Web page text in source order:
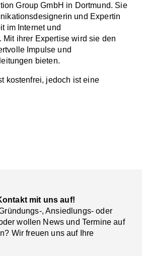
Group GmbH in Dortmund. Sie
und Expertin
im Internet und
ihrer Expertise wird sie den
Impulse und
bieten.
kostenfrei, jedoch ist eine
mit uns auf!
, Ansiedlungs- oder
wollen News und Termine auf
Wir freuen uns auf Ihre